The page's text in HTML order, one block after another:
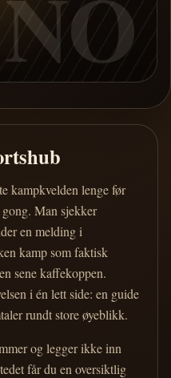
NO
kampkvelden lenge før
Man sjekker
en melding i
kamp som faktisk
sene kaffekoppen.
i én lett side: en guide
rundt store øyeblikk.
og legger ikke inn
får du en oversiktlig